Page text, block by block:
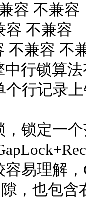
容 不兼容
不兼容
兼容 不
行锁算法
行记录上
锁定一个
易理解，
，也包含